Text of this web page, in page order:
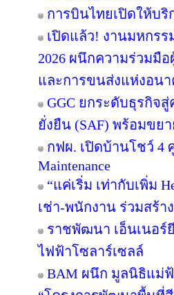
การบินไทยเปิดให้บ
เปิดแล้ว! งานมหกรร
2026 ผนึกความร่วมมื
และการขนส่งแห่งอนา
GGC ยกระดับธุรกิจ
ยั่งยืน (SAF) พร้อมข
กฟผ. เปิดบ้านโชว์ 4
Maintenance
“แค่เริ่ม เท่ากับเพิ่ม
เช่า-พนักงาน ร่วมสร้า
ราชพัฒนา เอ็นเนอร์
ไฟฟ้าโซลาร์เซลล์
BAM ผนึก มูลนิธิแม่ฟ้